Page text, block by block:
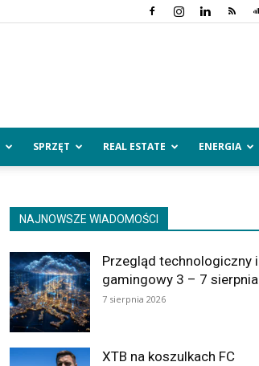
SPRZĘT REAL ESTATE ENERGIA
NAJNOWSZE WIADOMOŚCI
Przegląd technologiczny i
gamingowy 3 – 7 sierpnia
7 sierpnia 2026
XTB na koszulkach FC